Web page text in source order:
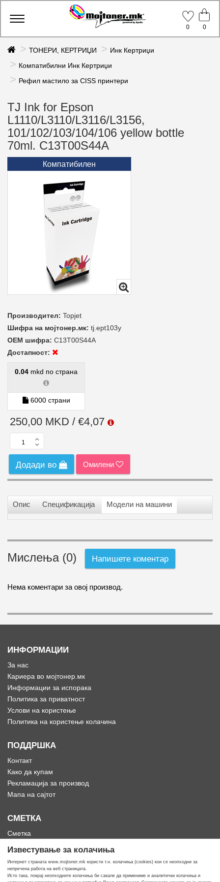
Известување за колачиња
Интернет страната www.mojtoner.mk користи т.н. колачиња (cookies) кои се неопходни за
непречена работа на веб страницата.
Исто така, покрај неопходните колачиња би сакале да примениме и аналитички колачиња и
Toggle
0
0
ТОНЕРИ, КЕРТРИЏИ
Инк Кертриџи
Компатибилни Инк Кертриџи
Рефил мастило за CISS принтери
TJ Ink for Epson
L1110/L3110/L3116/L3156,
101/102/103/104/106 yellow bottle
70ml. C13T00S44A
Компатибилен
Производител: Topjet
Шифра на мојтонер.мк: tj.ept103y
ОЕМ шифра: C13T00S44A
Достапност:
0.04 mkd по страна
6000 страни
250,00 MKD / €4,07
Додади во Омилени
Опис Спецификација Модели на машини
Мислења (0) Напишете коментар
Нема коментари за овој производ.
ИНФОРМАЦИИ
За нас
Кариера во мојтонер.мк
Информации за испорака
Политика за приватност
Услови на користење
Политика на користење колачина
ПОДДРШКА
Контакт
Како да купам
Рекламација за производ
Мапа на сајтот
СМЕТКА
Сметка
Омилени